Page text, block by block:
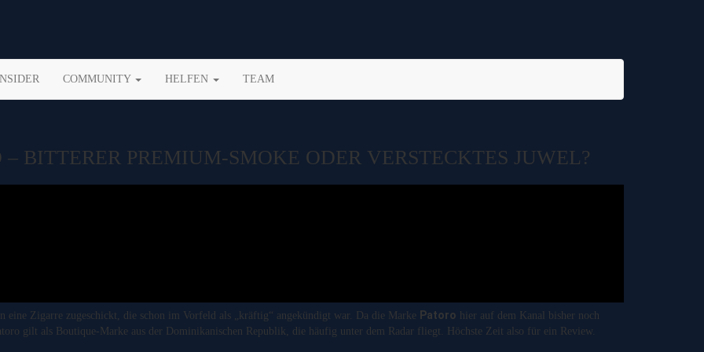
COMMUNITY HELFEN TEAM
BITTERER PREMIUM-SMOKE ODER VERSTECKTES JUWEL?
eine Zigarre zugeschickt, die schon im Vorfeld als „kräftig“ angekündigt war. Da die Marke Patoro hier auf dem Kanal bisher noch
gilt als Boutique-Marke aus der Dominikanischen Republik, die häufig unter dem Radar fliegt. Höchste Zeit also für ein Review.